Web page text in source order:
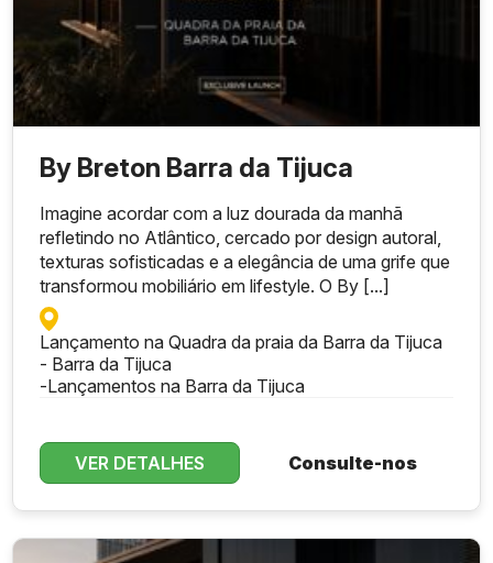
By Breton Barra da Tijuca
Imagine acordar com a luz dourada da manhã
refletindo no Atlântico, cercado por design autoral,
texturas sofisticadas e a elegância de uma grife que
transformou mobiliário em lifestyle. O By [...]
Lançamento na Quadra da praia da Barra da Tijuca
- Barra da Tijuca
-Lançamentos na Barra da Tijuca
VER DETALHES Consulte-nos